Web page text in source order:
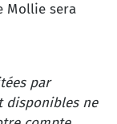
Mollie sera
par
disponibles ne